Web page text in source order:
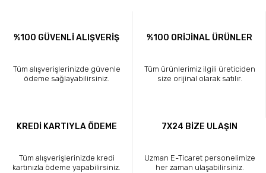
%100 GÜVENLİ ALIŞVERİŞ
Tüm alışverişlerinizde güvenle
ödeme sağlayabilirsiniz.
%100 ORİJİNAL ÜRÜNLER
Tüm ürünlerimiz ilgili üreticiden
size orijinal olarak satılır.
KREDİ KARTIYLA ÖDEME
Tüm alışverişlerinizde kredi
kartınızla ödeme yapabilirsiniz.
7X24 BİZE ULAŞIN
Uzman E-Ticaret personelimize
her zaman ulaşabilirsiniz.